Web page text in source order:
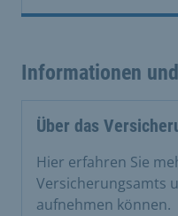
Informationen
Über das
Hier erfahren Sie
Versicherungsamts
aufnehmen können.